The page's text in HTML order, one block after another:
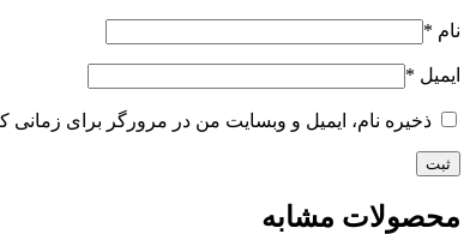
نام *
ایمیل *
ذخیره نام، ایمیل و وبسایت من در مرورگر برای زمانی
محصولات مشابه